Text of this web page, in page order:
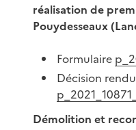
réalisation de
Pouydesseaux
Formulaire
Décision
Démolition et